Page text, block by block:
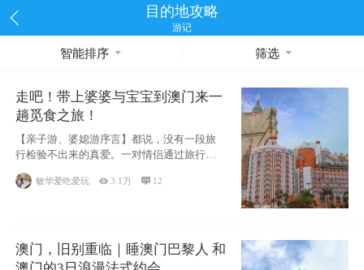
目的地攻略
游记
智能排序 筛选
走吧！带上婆婆与宝宝到澳门来一
趟觅食之旅！
【亲子游、婆媳游序言】都说，没有一段旅
行检验不出来的真爱。一对情侣通过旅行的
相处能够
敏华爱吃爱玩  3.1万  12
澳门，旧别重临｜睡澳门巴黎人 和